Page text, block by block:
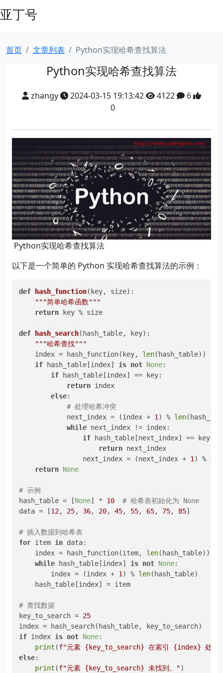
亚丁号
首页 文章列表 Python实现哈希查找算法
Python实现哈希查找算法
zhangy 2024-03-15 19:13:42 4122
6
0
​ Python实现哈希查找算法
以下是一个简单的 Python 实现哈希查找算法的示例：
def hash_function( key, size):
"""简单哈希函数"""
return key % size
def hash_search( hash_table, key):
"""哈希查找"""
    index = hash_function(key,
len(hash_table))
if hash_table[index] is not None:
if hash_table[index] == key:
return index
else:
# 处理哈希冲突
            next_index = (index +
1) % len
while next_index != index:
if hash_table[next_index] == key:
return next_index
                next_index = (next_index +
1) % len
return None
# 示例
hash_table = [None] * 10
# 哈希表初始化为 None
data = [12, 25, 36, 20, 45, 55, 65, 75, 85]
# 插入数据到哈希表
for item in data:
    index = hash_function(item,
len(hash_table))
while hash_table[index] is not None:
        index = (index +
1) % len(hash_table)
    hash_table[index] = item
# 查找数据
key_to_search = 25
if index is not None:
print (f"元素 {key_to_search} 在索引 {index} 处找
else:
print (f"元素 {key_to_search} 未找到。"